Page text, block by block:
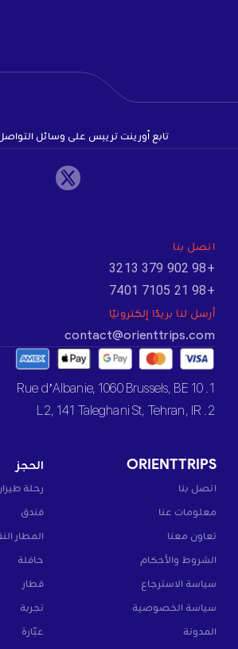
تابع أورينت تريبس على وسائل
اتصل بنا
+98 902 379 3213
+98 21 7105 7401
أرسل لنا بريدًا إلكترونيًا
contact@orienttrips.com
1. 10 Rue d’Albanie, 1060 Brussels, BE
2. L2, 141 Taleghani St, Tehran, IR
ORIENTTRIPS
اتصل بنا
معلومات عنا
تعاون معنا
الشروط والأحكام
سياسة الاسترجاع
سياسة الخصوصية
المدونة
الحجز
رحلة
فندق
المطار
حافلة
قطار
تجربة
عبّارة